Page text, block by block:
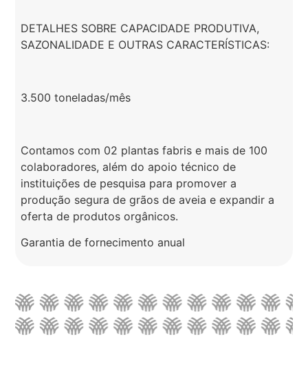
DETALHES SOBRE CAPACIDADE PRODUTIVA,
SAZONALIDADE E OUTRAS CARACTERÍSTICAS:
3.500 toneladas/mês
Contamos com 02 plantas fabris e mais de 100
colaboradores, além do apoio técnico de
instituições de pesquisa para promover a
produção segura de grãos de aveia e expandir a
oferta de produtos orgânicos.
Garantia de fornecimento anual